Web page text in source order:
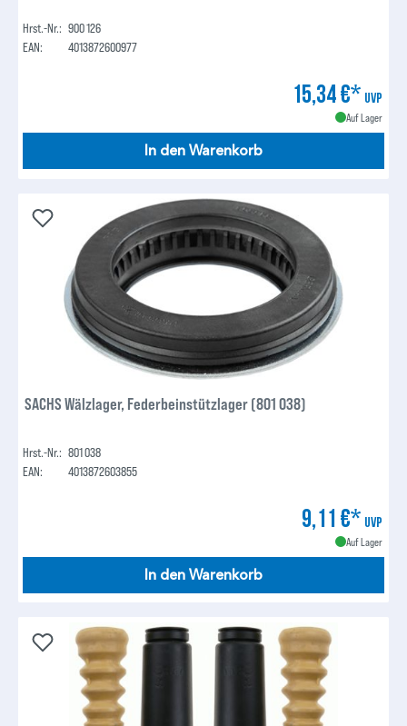
Hrst.-Nr.: 900 126
EAN:
4013872600977
15,34 €* UVP
Auf Lager
In den Warenkorb
SACHS Wälzlager, Federbeinstützlager (801 038)
Hrst.-Nr.: 801 038
EAN:
4013872603855
9,11 €* UVP
Auf Lager
In den Warenkorb